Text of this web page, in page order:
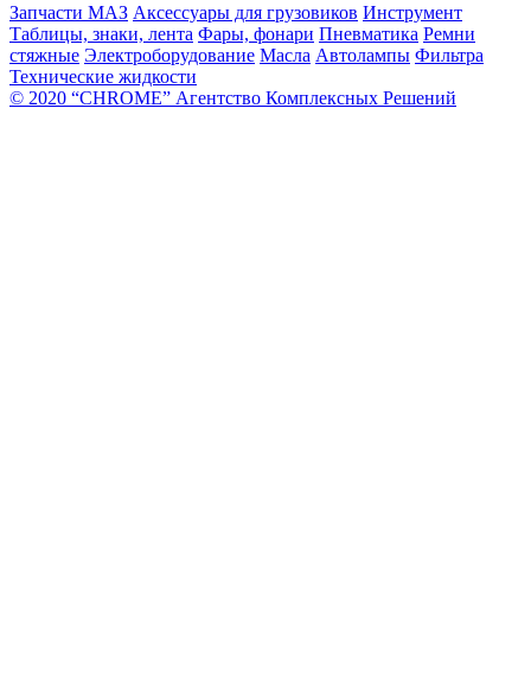
Запчасти МАЗ Аксессуары для грузовиков Инструмент
Таблицы, знаки, лента Фары, фонари Пневматика Ремни
стяжные Электроборудование Масла Автолампы Фильтра
Технические жидкости
© 2020 “CHROME” Агентство Комплексных Решений